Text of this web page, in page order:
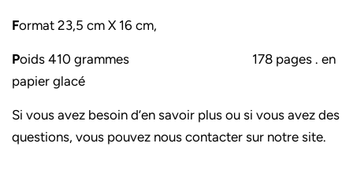
Format 23,5 cm X 16 cm,
Poids 410 grammes 178 pages . en
papier glacé
Si vous avez besoin d’en savoir plus ou si vous avez des
questions, vous pouvez nous contacter sur notre site.